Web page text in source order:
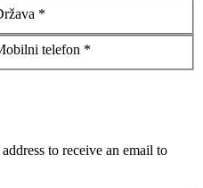
*
telefon *
to receive an email to